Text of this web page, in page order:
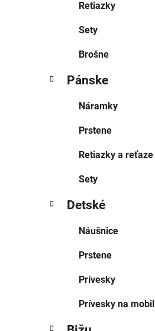
Retiazky
Sety
Brošne
Pánske
Náramky
Prstene
Retiazky a reťaze
Sety
Detské
Náušnice
Prstene
Prívesky
Prívesky na mobil